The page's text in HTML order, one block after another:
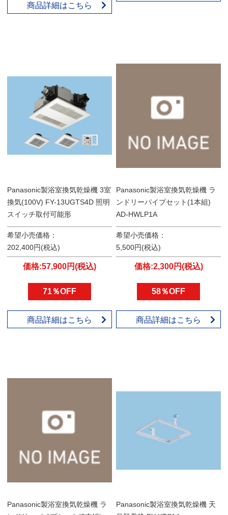
商品詳細はこちら
Panasonic製浴室換気乾燥機 3室
換気(100V) FY-13UGTS4D 照明
スイッチ取付可能形
希望小売価格：
202,400円(税込)
価格:57,900円(税込)
71％OFF
商品詳細はこちら
Panasonic製浴室換気乾燥機 ラ
ンドリーパイプセット(1本組)
AD-HWLP1A
希望小売価格：
5,500円(税込)
価格:2,300円(税込)
58％OFF
商品詳細はこちら
Panasonic製浴室換気乾燥機 ラ
Panasonic製浴室換気乾燥機 天